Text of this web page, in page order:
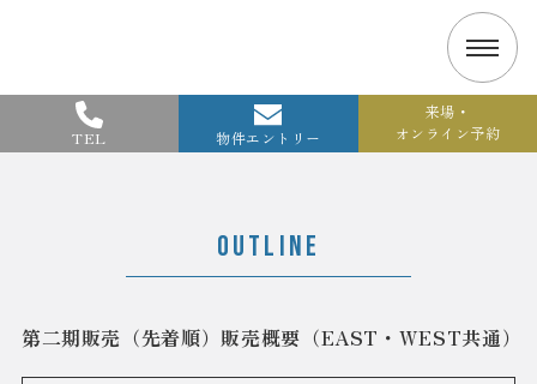
TEL 物件エントリー
来場・
オンライン予約
OUTLINE
第二期販売（先着順）販売概要（EAST・WEST共通）